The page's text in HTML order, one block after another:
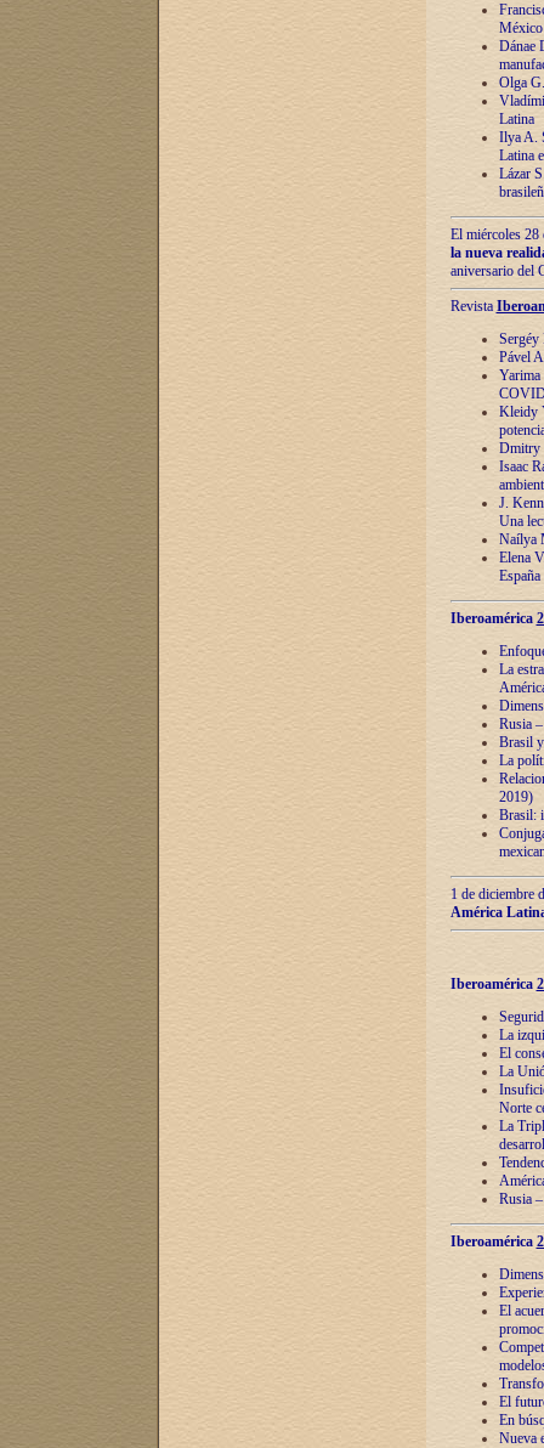
México
Dánae
Olga
Latina
Ilya A.
Latina
Lázar
El miércoles 28
la nueva
aniversario del
Revista
Sergéy
Pável
Yarima
Kleidy
Dmitry
Isaac
J.
Una
Naílya
Elena
España
Iberoamérica
La
Rusia
Brasil
La
2019)
Brasil:
1 de diciembre
América
Iberoamérica
La
El
La
Norte
La
Rusia
Iberoamérica
El
El
En
Nueva